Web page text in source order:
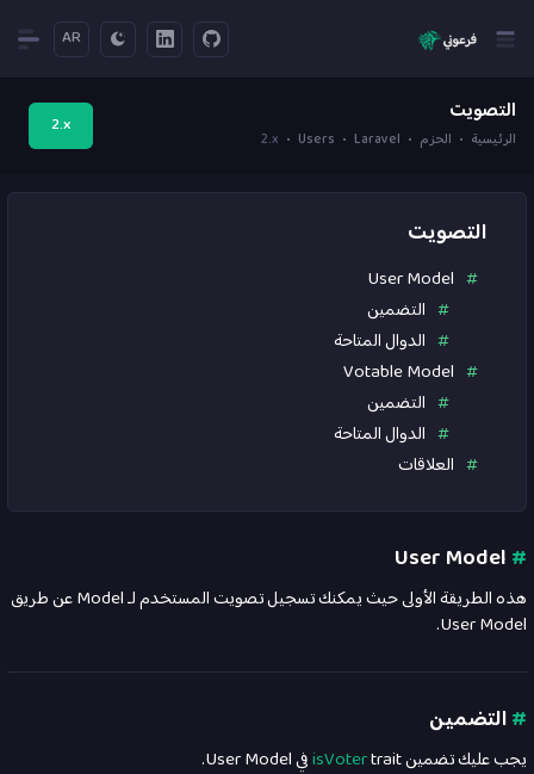
AR
التصويت
الرئيسية الحزم Laravel
Users
2.x
2.x
التصويت
User Model
التضمين
الدوال المتاحة
Votable Model
التضمين
الدوال المتاحة
العلاقات
#
هذه الطريقة الأولى حيث يمكنك تسجيل تصويت المستخدم لـ Model عن طريق
User Model.
#التضمين
يجب عليك تضمين isVotertrait في User Model.